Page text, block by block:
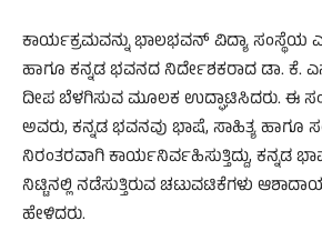
ಕಾರ್ಯಕ್ರಮವನ್ನು ಭಾಲಭವನ್ ವಿದ್ಯಾ ಸಂಸ್ಥೆಯ
ಹಾಗೂ ಕನ್ನಡ ಭವನದ ನಿರ್ದೇಶಕರಾದ ಡಾ. ಕೆ.
ದೀಪ ಬೆಳಗಿಸುವ ಮೂಲಕ ಉದ್ಘಾಟಿಸಿದರು. ಈ
ಅವರು, ಕನ್ನಡ ಭವನವು ಭಾಷೆ, ಸಾಹಿತ್ಯ ಹಾಗೂ
ನಿರಂತರವಾಗಿ ಕಾರ್ಯನಿರ್ವಹಿಸುತ್ತಿದ್ದು, ಕನ್ನಡ
ನಿಟ್ಟಿನಲ್ಲಿ ನಡೆಸುತ್ತಿರುವ ಚಟುವಟಿಕೆಗಳು
ಹೇಳಿದರು.